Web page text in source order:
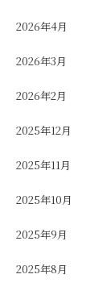
2026年4月
2026年3月
2026年2月
2025年12月
2025年11月
2025年10月
2025年9月
2025年8月